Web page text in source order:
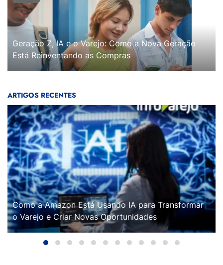
Geração Z, IA e o Varejo: Como a Nova Geração
Está Reinventando as Compras
ARTIGOS RECENTES
Como a Amazon Está Usando IA para Transformar
o Varejo e Criar Novas Oportunidades